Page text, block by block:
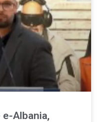
Albania,